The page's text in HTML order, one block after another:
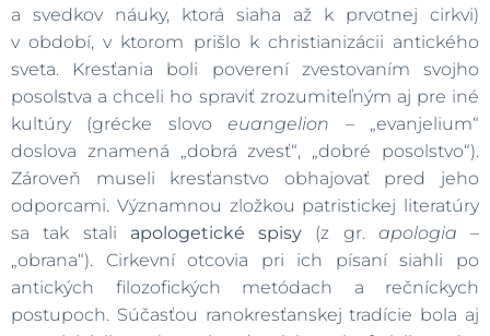
a svedkov náuky, ktorá siaha až k prvotnej cirkvi)
v období, v ktorom prišlo k christianizácii antického
sveta. Kresťania boli poverení zvestovaním svojho
posolstva a chceli ho spraviť zrozumiteľným aj pre iné
kultúry (grécke slovoeuangelion – „evanjelium“
doslova znamená „dobrá zvesť“, „dobré posolstvo“).
Zároveň museli kresťanstvo obhajovať pred jeho
odporcami. Významnou zložkou patristickej literatúry
sa tak stali apologetické spisy (z gr. apologia –
„obrana“). Cirkevní otcovia pri ich písaní siahli po
antických filozofických metódach a rečníckych
postupoch. Súčasťou ranokresťanskej tradície bola aj